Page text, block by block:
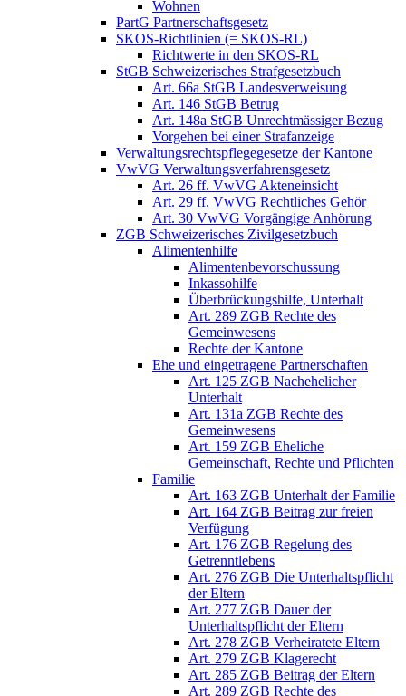
Wohnen
PartG Partnerschaftsgesetz
SKOS-Richtlinien (= SKOS-RL)
Richtwerte in den SKOS-RL
StGB Schweizerisches Strafgesetzbuch
Art. 66a StGB Landesverweisung
Art. 146 StGB Betrug
Art. 148a StGB Unrechtmässiger Bezug
Vorgehen bei einer Strafanzeige
Verwaltungsrechtspflegegesetze der Kantone
VwVG Verwaltungsverfahrensgesetz
Art. 26 ff. VwVG Akteneinsicht
Art. 29 ff. VwVG Rechtliches Gehör
Art. 30 VwVG Vorgängige Anhörung
ZGB Schweizerisches Zivilgesetzbuch
Alimentenhilfe
Alimentenbevorschussung
Inkassohilfe
Überbrückungshilfe, Unterhalt
Art. 289 ZGB Rechte des
Gemeinwesens
Rechte der Kantone
Ehe und eingetragene Partnerschaften
Art. 125 ZGB Nachehelicher
Unterhalt
Art. 131a ZGB Rechte des
Gemeinwesens
Art. 159 ZGB Eheliche
Gemeinschaft, Rechte und Pflichten
Familie
Art. 163 ZGB Unterhalt der Familie
Art. 164 ZGB Beitrag zur freien
Verfügung
Art. 176 ZGB Regelung des
Getrenntlebens
Art. 276 ZGB Die Unterhaltspflicht
der Eltern
Art. 277 ZGB Dauer der
Unterhaltspflicht der Eltern
Art. 278 ZGB Verheiratete Eltern
Art. 279 ZGB Klagerecht
Art. 285 ZGB Beitrag der Eltern
Art. 289 ZGB Rechte des